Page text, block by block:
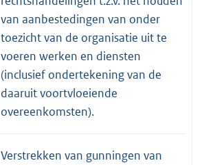
van aanbestedingen van onder
toezicht van de organisatie uit te
voeren werken en diensten
(inclusief ondertekening van de
daaruit voortvloeiende
overeenkomsten).
Verstrekken van gunningen van